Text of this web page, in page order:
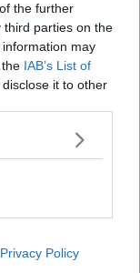
the further
third parties on the
information may
IAB’s List of
it to other
Privacy Policy
da più mesi,
da
la veridicità dei
di altre persone
dall’Autorità
stalker al divieto
di Portoferraio
con attenzione
allusioni, più o
intenzioni
fondate o
occultata in